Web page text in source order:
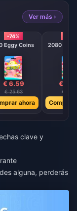
Ver más ›
-74%
700 Eggy Coins
€ 6.59
€ 25.63
ahora
€
€
Comprar
clave y
alguna, perderás